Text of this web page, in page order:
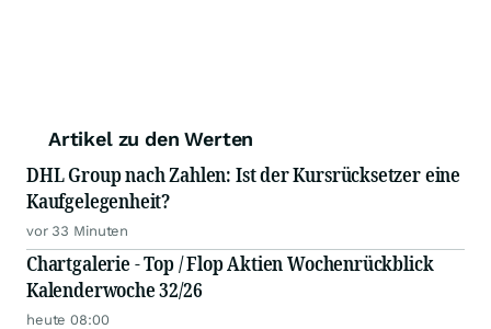
Artikel zu den Werten
DHL Group nach Zahlen: Ist der Kursrücksetzer eine
Kaufgelegenheit?
vor 33 Minuten
Chartgalerie - Top / Flop Aktien Wochenrückblick
Kalenderwoche 32/26
heute 08:00